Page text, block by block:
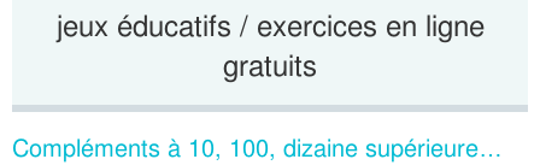
jeux éducatifs / exercices en ligne
gratuits
Compléments à 10, 100, dizaine supérieure…